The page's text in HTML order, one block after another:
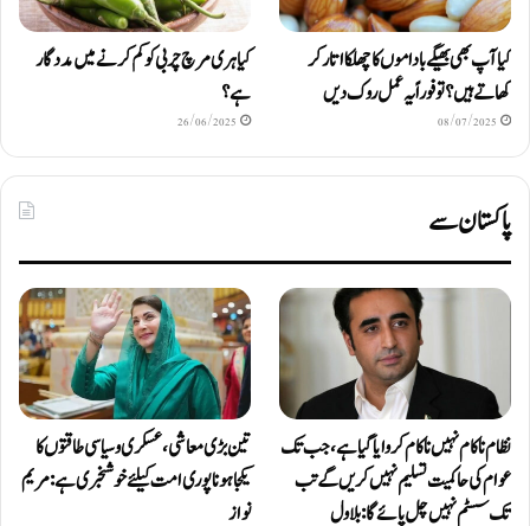
کیا آپ بھی بھیگے باداموں کا چھلکا اتار کر
کھاتے ہیں؟ تو فوراً یہ عمل روک دیں
08/07/2025
کیا ہری مرچ چربی کو کم کرنے میں مددگار
ہے؟
26/06/2025
پاکستان سے
نظام ناکام نہیں ناکام کروایاگیا ہے، جب تک
عوام کی حاکمیت تسلیم نہیں کریں گے تب
تک سسٹم نہیں چل پائےگا: بلاول
تین بڑی معاشی، عسکری و سیاسی طاقتوں کا
یکجا ہونا پوری امت کیلئے خوشخبری ہے: مریم
نواز